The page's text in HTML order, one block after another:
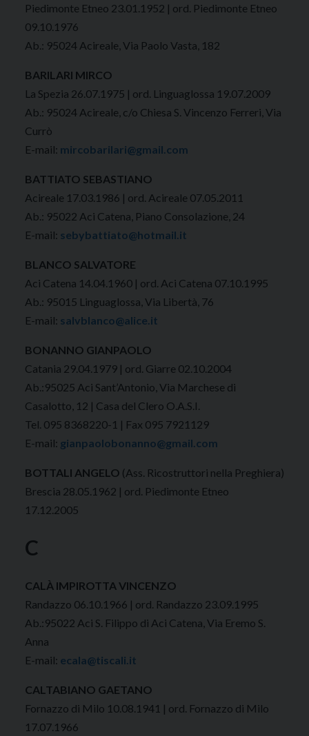
Piedimonte Etneo 23.01.1952 | ord. Piedimonte Etneo
09.10.1976
Ab.: 95024 Acireale, Via Paolo Vasta, 182
BARILARI MIRCO
La Spezia 26.07.1975 | ord. Linguaglossa 19.07.2009
Ab.: 95024 Acireale, c/o Chiesa S. Vincenzo Ferreri, Via
Currò
E-mail: mircobarilari@gmail.com
BATTIATO SEBASTIANO
Acireale 17.03.1986 | ord. Acireale 07.05.2011
Ab.: 95022 Aci Catena, Piano Consolazione, 24
E-mail: sebybattiato@hotmail.it
BLANCO SALVATORE
Aci Catena 14.04.1960 | ord. Aci Catena 07.10.1995
Ab.: 95015 Linguaglossa, Via Libertà, 76
E-mail: salvblanco@alice.it
BONANNO GIANPAOLO
Catania 29.04.1979 | ord. Giarre 02.10.2004
Ab.:95025 Aci Sant’Antonio, Via Marchese di
Casalotto, 12 | Casa del Clero O.A.S.I.
Tel. 095 8368220-1 | Fax 095 7921129
E-mail: gianpaolobonanno@gmail.com
BOTTALI ANGELO (Ass. Ricostruttori nella Preghiera)
Brescia 28.05.1962 | ord. Piedimonte Etneo
17.12.2005
C
CALÀ IMPIROTTA VINCENZO
Randazzo 06.10.1966 | ord. Randazzo 23.09.1995
Ab.:95022 Aci S. Filippo di Aci Catena, Via Eremo S.
Anna
E-mail: ecala@tiscali.it
CALTABIANO GAETANO
Fornazzo di Milo 10.08.1941 | ord. Fornazzo di Milo
17.07.1966